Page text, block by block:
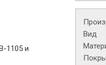
1105 и
Вид